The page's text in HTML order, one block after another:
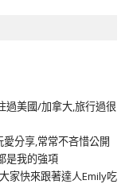
過美國/加拿大,旅行過很
分享,常常不吝惜公開
是我的強項
家快來跟著達人Emily吃